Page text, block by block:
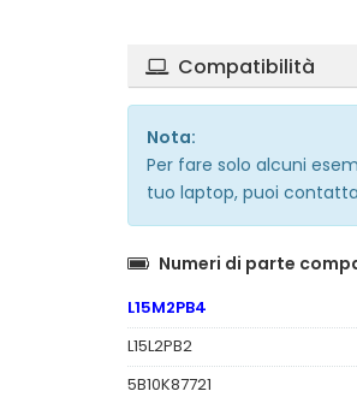
Compatibilità
Nota:
Per fare solo alcuni
tuo laptop, puoi
Numeri di parte
L15M2PB4
L15L2PB2
5B10K87721